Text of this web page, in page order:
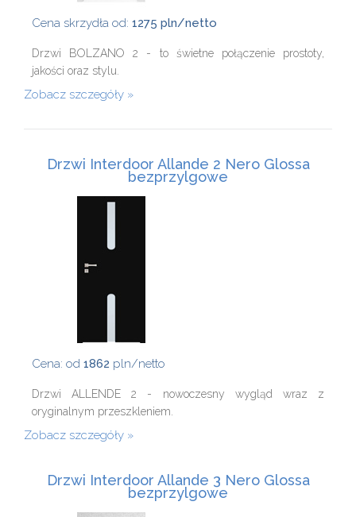
Cena skrzydła od: 1275 pln/netto
Drzwi BOLZANO 2 - to świetne połączenie prostoty,
jakości oraz stylu.
Zobacz szczegóły
Drzwi Interdoor Allande 2 Nero Glossa
bezprzylgowe
Cena: od 1862 pln/netto
Drzwi ALLENDE 2 - nowoczesny wygląd wraz z
oryginalnym przeszkleniem.
Zobacz szczegóły
Drzwi Interdoor Allande 3 Nero Glossa
bezprzylgowe